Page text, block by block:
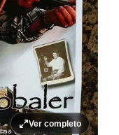
Ver completo